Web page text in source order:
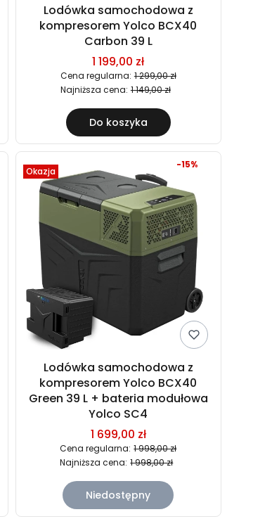
Lodówka samochodowa z
kompresorem Yolco BCX40
Carbon 39 L
1 199,00 zł
Cena regularna: 1 299,00 zł
Najniższa cena: 1 149,00 zł
Do koszyka
Okazja
Lodówka samochodowa z
kompresorem Yolco BCX40
Green 39 L + bateria modułowa
Yolco SC4
1 699,00 zł
Cena regularna: 1 998,00 zł
-15%
Najniższa cena: 1 998,00 zł
Niedostępny